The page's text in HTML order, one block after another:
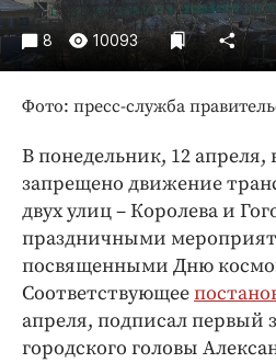
Экономика и бизнес
ПРОЕКТЫ
Блоги
Медиаперсона
Интересное чтиво
Клиника года
Бренд года
Работодатель года
8 10093
Фото: пресс-служба
В понедельник, 12 апреля,
запрещено движение
двух улиц – Королева и
праздничными
посвященными Дню
Соответствующее
апреля, подписал первый
городского головы